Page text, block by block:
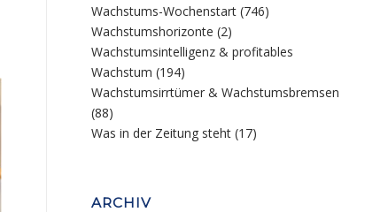
Wachstums-Wochenstart (746)
Wachstumshorizonte (2)
Wachstumsintelligenz & profitables
Wachstum (194)
Wachstumsirrtümer & Wachstumsbremsen
(88)
Was in der Zeitung steht (17)
ARCHIV